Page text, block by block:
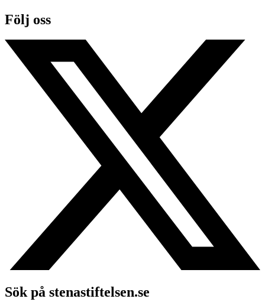
Följ oss
Sök på stenastiftelsen.se